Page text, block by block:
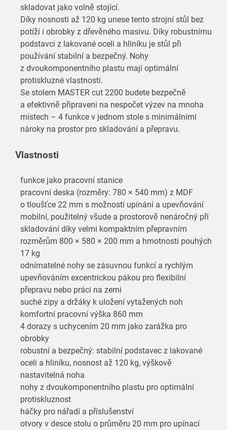
skladovat jako volně stojící.
Díky nosnosti až 120 kg unese tento strojní stůl bez
potíží i obrobky z dřevěného masivu. Díky robustnímu
podstavci z lakované oceli a hliníku je stůl při
používání stabilní a bezpečný. Nohy
z dvoukomponentního plastu mají optimální
protiskluzné vlastnosti.
Se stolem MASTER cut 2200 budete bezpečně
a efektivně připraveni na nespočet výzev na mnoha
místech – 4 funkce v jednom stole s minimálními
nároky na prostor pro skladování a přepravu.
Vlastnosti
funkce jako pracovní stanice
pracovní deska (rozměry: 780 × 540 mm) z MDF
o tloušťce 22 mm s možností upínání a upevňování
mobilní, použitelný všude a prostorově nenáročný při
skladování díky velmi kompaktním přepravním
rozměrům 800 × 580 × 200 mm a hmotnosti pouhých
17 kg
odnímatelné nohy se zásuvnou funkcí a rychlým
upevňováním excentrickou pákou pro flexibilní
přepravu nebo práci na zemi
suché zipy a držáky k uložení vytažených noh
komfortní pracovní výška 860 mm
4 dorazy s uchycením 20 mm jako zarážka pro
obrobky
robustní a bezpečný: stabilní podstavec z lakované
oceli a hliníku, nosnost až 120 kg, výškově
nastavitelná noha
nohy z dvoukomponentního plastu pro optimální
protiskluznost
háčky pro nářadí a příslušenství
otvory v desce stolu o průměru 20 mm pro upínací